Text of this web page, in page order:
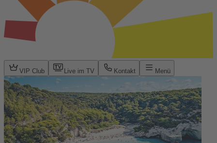
VIP Club Live im TV Kontakt Menü